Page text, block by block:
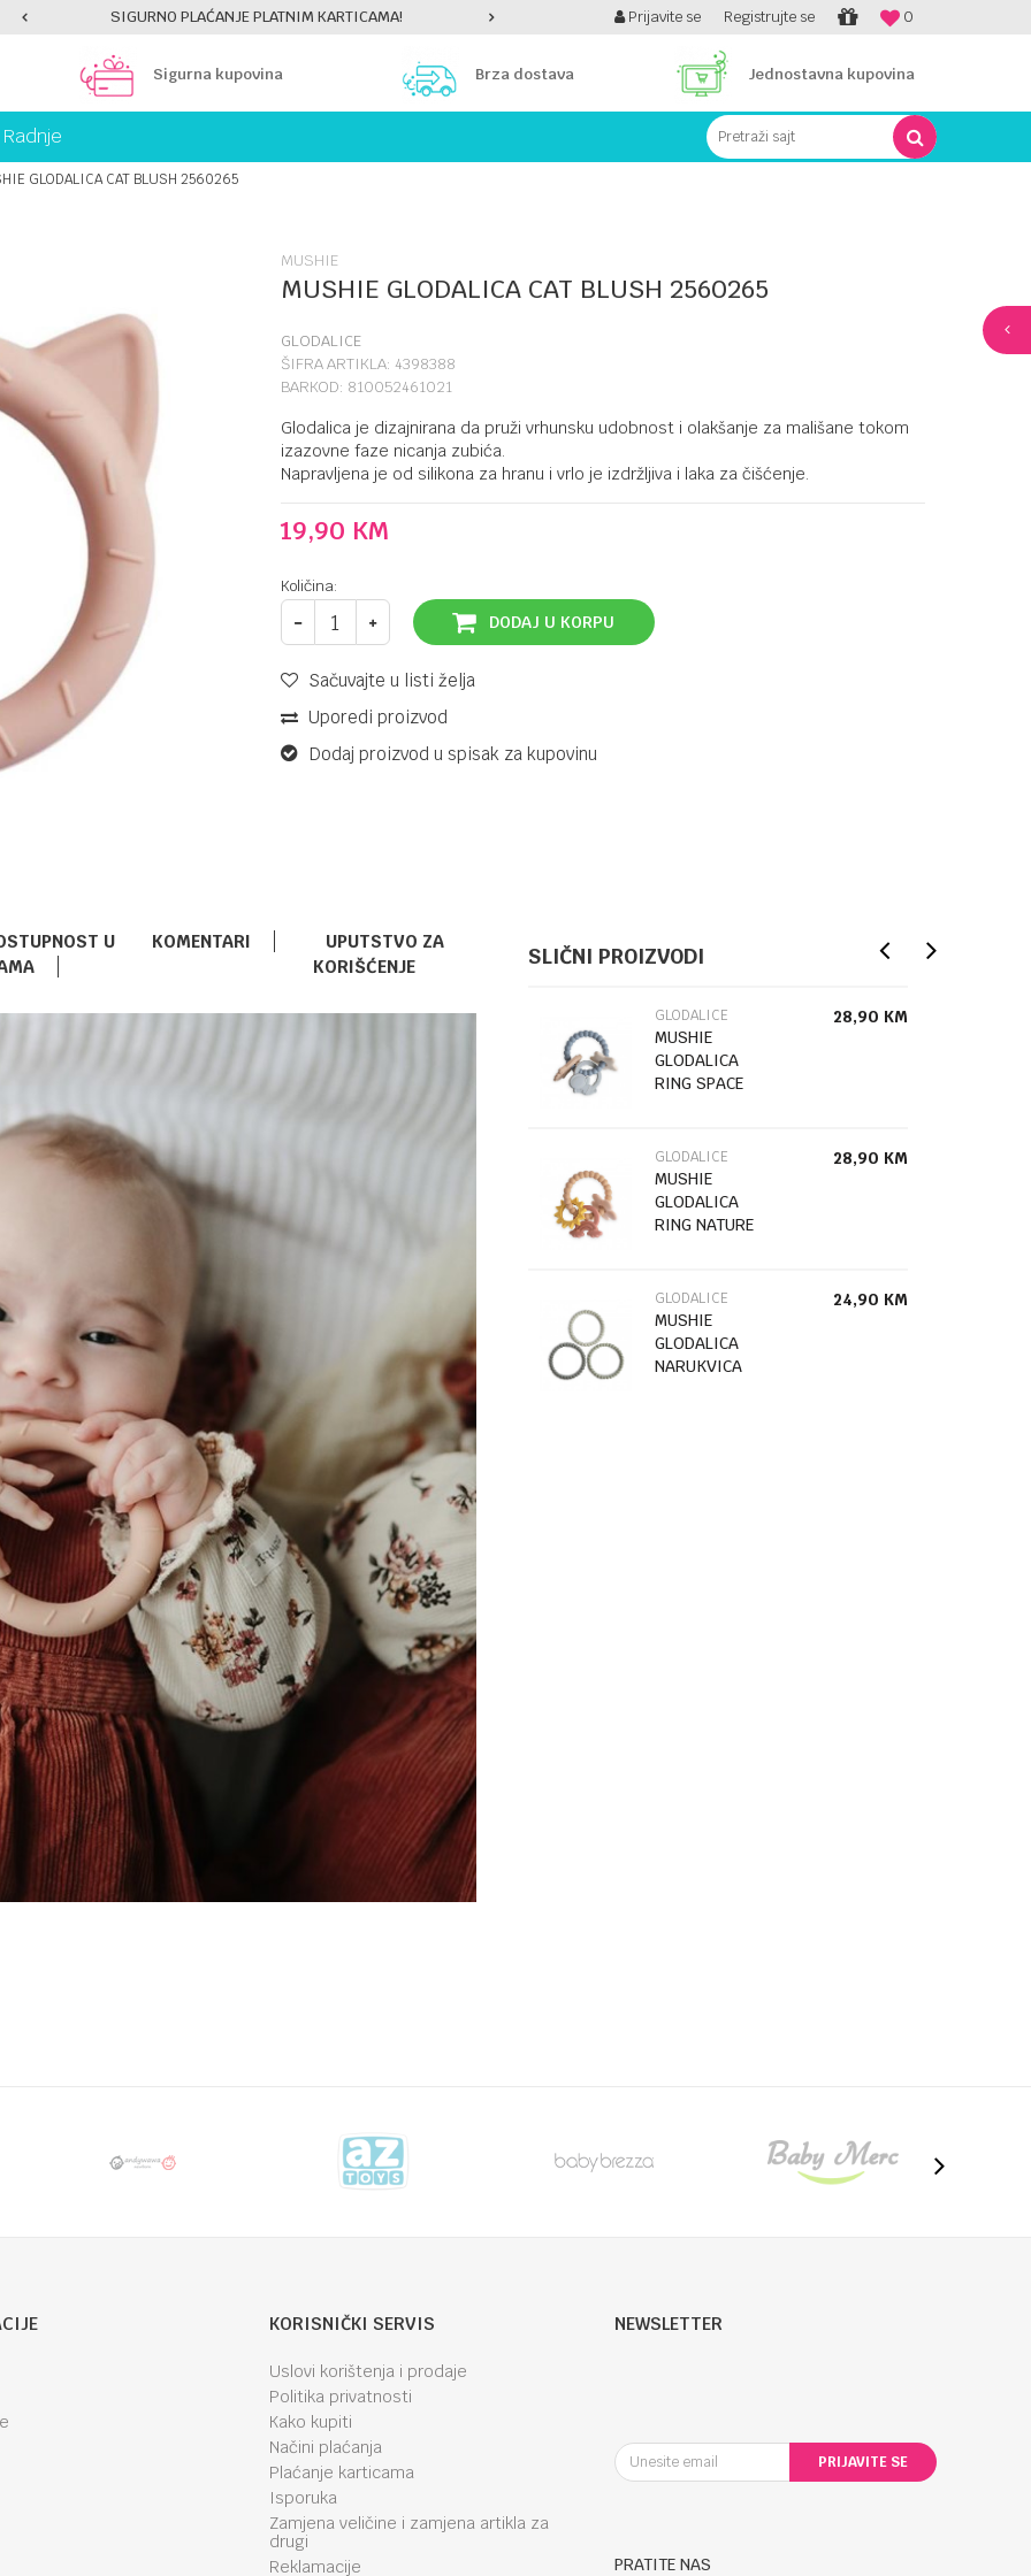
SIGURNO PLAĆANJE PLATNIM KARTICAMA! PLATI UNICREDIT KARTICOM NA RATE! 0
Prijavite se Registrujte se
Sigurna kupovina Brza dostava Jednostavna kupovina
Radnje Pretraži sajt
GLODALICA CAT BLUSH 2560265
MUSHIE
MUSHIE GLODALICA CAT BLUSH 2560265
GLODALICE
ŠIFRA ARTIKLA: 4398388
BARKOD: 810052461021
Glodalica je dizajnirana da pruži vrhunsku udobnost i olakšanje za mališane tokom
izazovne faze nicanja zubića.
Napravljena je od silikona za hranu i vrlo je izdržljiva i laka za čišćenje.
19,90 KM
Količina:
DODAJ U KORPU
Sačuvajte u listi želja
Uporedi proizvod
Dodaj proizvod u spisak za kupovinu
U
KOMENTARI
UPUTSTVO ZA
KORIŠĆENJE
SLIČNI PROIZVODI
GLODALICE
GLODALICA
216276
KACENJE
216318
27,12
33,90
GLODALICE
MUSHIE
GLODALICA
RING SPACE
28,90 KM
GLODALICE
MUSHIE
GLODALICA
RING NATURE
28,90 KM
GLODALICE
MUSHIE
GLODALICA
NARUKVICA
24,90 KM
KORISNIČKI SERVIS
Uslovi korištenja i prodaje
Politika privatnosti
Kako kupiti
Načini plaćanja
Plaćanje karticama
Isporuka
Zamjena veličine i zamjena artikla za
drugi
Reklamacije
NEWSLETTER
PRIJAVITE SE
PRATITE NAS